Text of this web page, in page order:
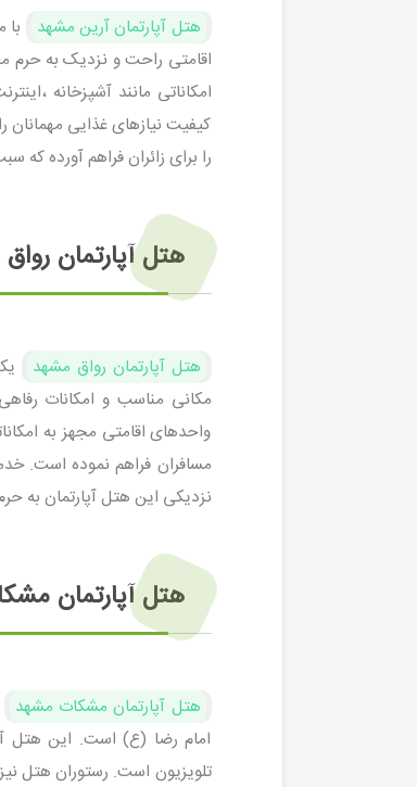
هتل آپارتمان آرین مشهد
اقامتی راحت و نزدیک به حرم
امکاناتی مانند آشپزخانه
کیفیت نیازهای غذایی
را برای زائران فراهم آورده
هتل آپارتمان
هتل آپارتمان رواق مشهد
مکانی مناسب و امکانات
واحدهای اقامتی مجهز به
مسافران فراهم نموده است.
نزدیکی این هتل آپارتمان به
هتل آپارتمان
هتل آپارتمان مشکات مشهد
امام رضا (ع) است. این هتل
تلویزیون است. رستوران هتل